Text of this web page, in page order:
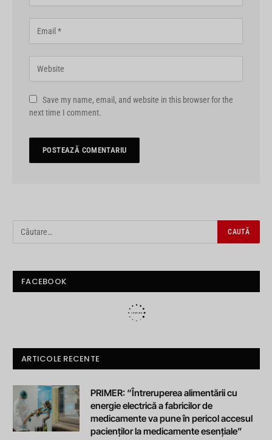
Save my name, email, and website in this browser for the
next time I comment.
FACEBOOK
ARTICOLE RECENTE
PRIMER: “Întreruperea alimentării cu
energie electrică a fabricilor de
medicamente va pune în pericol accesul
pacienților la medicamente esențiale”